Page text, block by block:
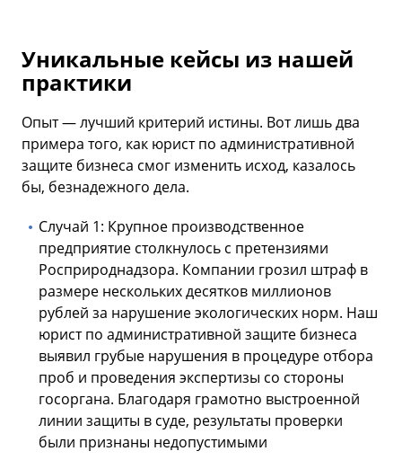
Уникальные кейсы из нашей
практики
Опыт — лучший критерий истины. Вот лишь два
примера того, как юрист по административной
защите бизнеса смог изменить исход, казалось
бы, безнадежного дела.
Случай 1: Крупное производственное
предприятие столкнулось с претензиями
Росприроднадзора. Компании грозил штраф в
размере нескольких десятков миллионов
рублей за нарушение экологических норм. Наш
юрист по административной защите бизнеса
выявил грубые нарушения в процедуре отбора
проб и проведения экспертизы со стороны
госоргана. Благодаря грамотно выстроенной
линии защиты в суде, результаты проверки
были признаны недопустимыми